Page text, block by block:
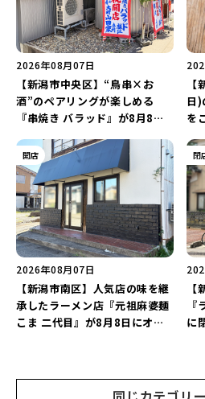
2026年08月07日
【新潟市中央区】“鳥串×お
酒”のペアリングが楽しめる
『串焼き バラッド』が8月8日
インアップ♪
日)
を
開店
2026年08月07日
【新潟市南区】人気店の味を継
承したラーメン店『元祖麻婆麺
こま 二代目』が8月8日にオー
閉
に